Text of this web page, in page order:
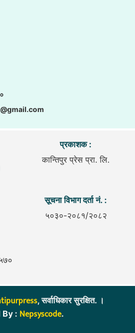
प्रकाशक :
कान्तिपुर प्रेस प्रा. लि.
सूचना विभाग दर्ता नं. :
५०३०-२०८१/२०८२
, सर्वाधिकार सुरक्षित. ।
: Nepsyscode.